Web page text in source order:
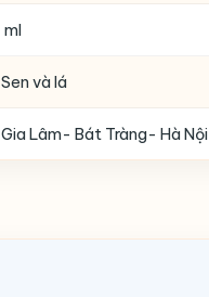
ml
Sen và lá
Gia Lâm- Bát Tràng- Hà Nội